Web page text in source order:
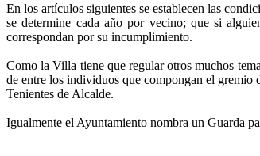
En los artículos siguientes se establecen las
se determine cada año por vecino; que si
correspondan por su incumplimiento.
Como la Villa tiene que regular otros muchos
de entre los individuos que compongan el
Tenientes de Alcalde.
Igualmente el Ayuntamiento nombra un Guarda